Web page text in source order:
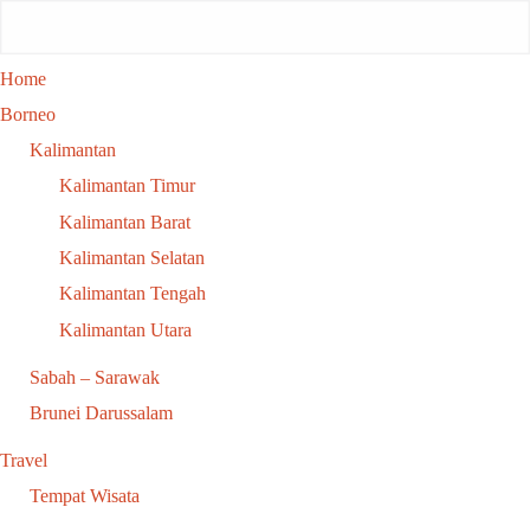
Home
Borneo
Kalimantan
Kalimantan Timur
Kalimantan Barat
Kalimantan Selatan
Kalimantan Tengah
Kalimantan Utara
Sabah – Sarawak
Brunei Darussalam
Travel
Tempat Wisata